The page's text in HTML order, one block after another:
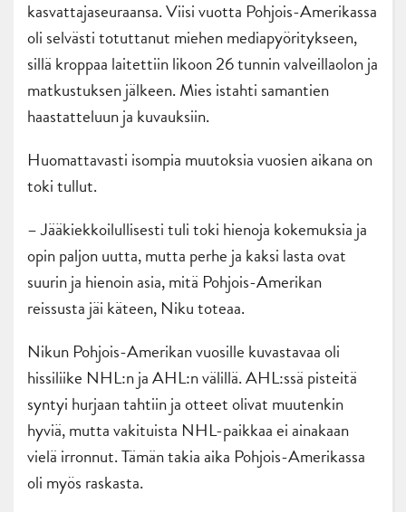
kasvattajaseuraansa. Viisi vuotta Pohjois-Amerikassa
oli selvästi totuttanut miehen mediapyöritykseen,
sillä kroppaa laitettiin likoon 26 tunnin valveillaolon ja
matkustuksen jälkeen. Mies istahti samantien
haastatteluun ja kuvauksiin.
Huomattavasti isompia muutoksia vuosien aikana on
toki tullut.
– Jääkiekkoilullisesti tuli toki hienoja kokemuksia ja
opin paljon uutta, mutta perhe ja kaksi lasta ovat
suurin ja hienoin asia, mitä Pohjois-Amerikan
reissusta jäi käteen, Niku toteaa.
Nikun Pohjois-Amerikan vuosille kuvastavaa oli
hissiliike NHL:n ja AHL:n välillä. AHL:ssä pisteitä
syntyi hurjaan tahtiin ja otteet olivat muutenkin
hyviä, mutta vakituista NHL-paikkaa ei ainakaan
vielä irronnut. Tämän takia aika Pohjois-Amerikassa
oli myös raskasta.